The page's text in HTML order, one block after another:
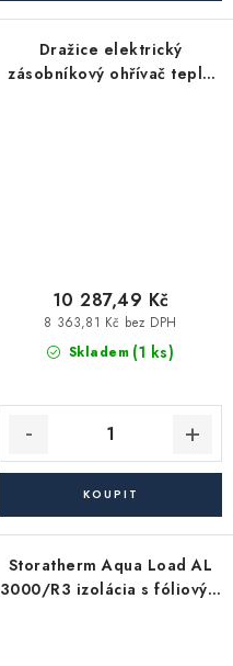
Dražice elektrický
zásobníkový ohřívač teplé
Skladem (1 ks)
8 363,81 Kč bez DPH
10 287,49 Kč
Storatherm Aqua Load AL
3000/R3 izolácia s fóliovým